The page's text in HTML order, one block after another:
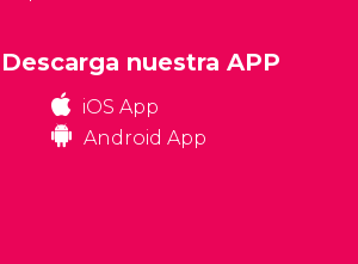
Descarga nuestra APP
iOS App
Android App